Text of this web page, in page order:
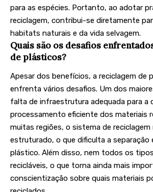
para as espécies. Portanto, ao adotar
reciclagem, contribui-se diretamente
habitats naturais e da vida selvagem.
Quais são os desafios
de plásticos?
Apesar dos benefícios, a reciclagem de
enfrenta vários desafios. Um dos
falta de infraestrutura adequada para a
processamento eficiente dos materiais
muitas regiões, o sistema de
estruturado, o que dificulta a separação
plástico. Além disso, nem todos os
recicláveis, o que torna ainda mais
conscientização sobre quais materiais